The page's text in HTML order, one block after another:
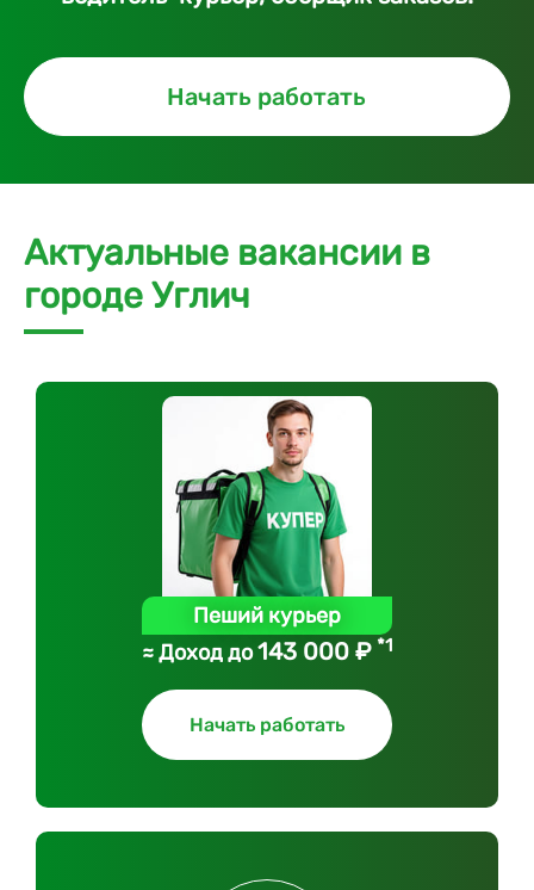
Начать работать
Актуальные вакансии в
городе Углич
Пеший курьер
≈ Доход до143 000 ₽ *1
Начать работать